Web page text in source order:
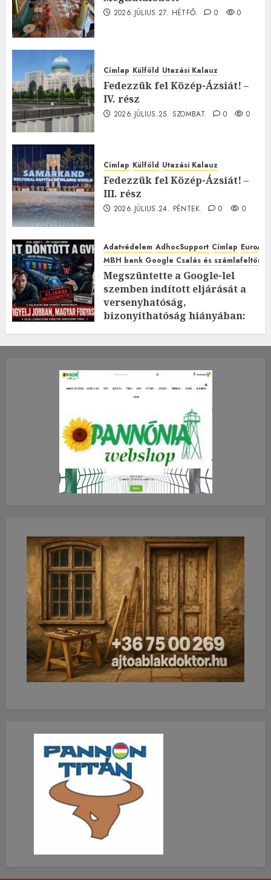
2026.JÚLIUS.27. HÉTFŐ. 0 0
Címlap Külföld Utazási Kalauz
Fedezzük fel Közép-Ázsiát! –
IV. rész
2026.JÚLIUS.25. SZOMBAT. 0 0
Címlap Külföld Utazási Kalauz
Fedezzük fel Közép-Ázsiát! –
III. rész
2026.JÚLIUS.24. PÉNTEK. 0 0
Adatvédelem AdhocSupport Címlap
MBH bank Google Csalás és
Megszüntette a Google-lel
szemben indított eljárását a
versenyhatóság,
bizonyíthatóság hiányában:
2026.JÚLIUS.23. CSÜTÖRTÖK.
0